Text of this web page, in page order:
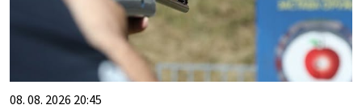
08. 08. 2026 20:45